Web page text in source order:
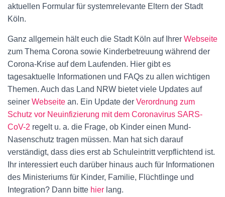
aktuellen Formular für systemrelevante Eltern der Stadt
Köln.
Ganz allgemein hält euch die Stadt Köln auf Ihrer Webseite
zum Thema Corona sowie Kinderbetreuung während der
Corona-Krise auf dem Laufenden. Hier gibt es
tagesaktuelle Informationen und FAQs zu allen wichtigen
Themen. Auch das Land NRW bietet viele Updates auf
seiner Webseite an. Ein Update der Verordnung zum
Schutz vor Neuinfizierung mit dem Coronavirus SARS-
CoV-2 regelt u. a. die Frage, ob Kinder einen Mund-
Nasenschutz tragen müssen. Man hat sich darauf
verständigt, dass dies erst ab Schuleintritt verpflichtend ist.
Ihr interessiert euch darüber hinaus auch für Informationen
des Ministeriums für Kinder, Familie, Flüchtlinge und
Integration? Dann bitte hier lang.